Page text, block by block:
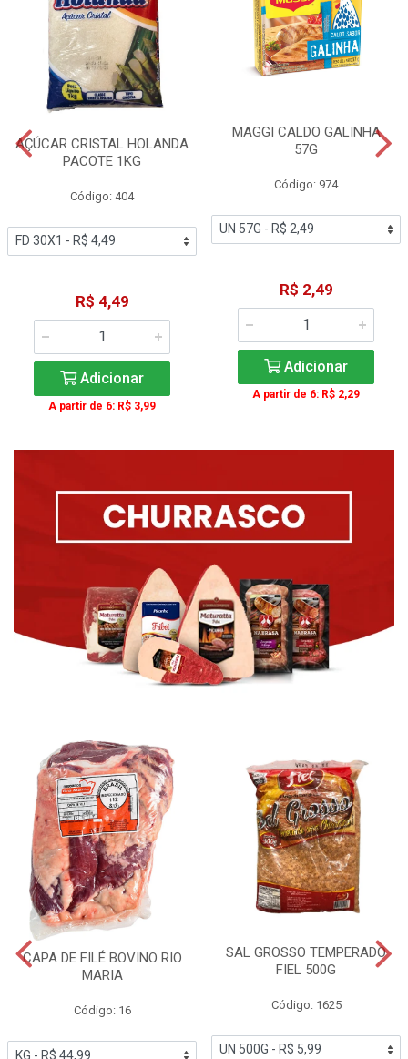
AÇÚCAR CRISTAL HOLANDA
PACOTE 1KG
Código: 404
R$ 4,49
Adicionar
A partir de 6: R$ 3,99
MAGGI CALDO GALINHA
57G
Código: 974
R$ 2,49
Adicionar
A partir de 6: R$ 2,29
CAPA DE FILÉ BOVINO RIO
MARIA
Código: 16
SAL GROSSO TEMPERADO
FIEL 500G
Código: 1625